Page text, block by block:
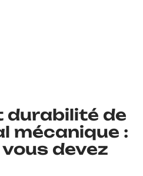
durabilité de
mécanique :
devez